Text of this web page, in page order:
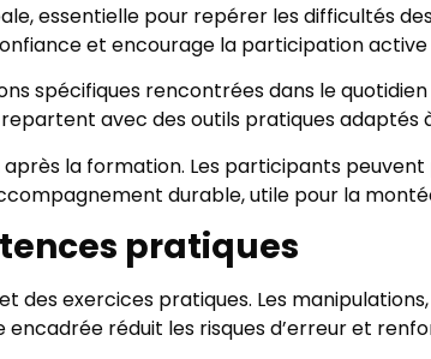
essentielle pour repérer les difficultés
et encourage la participation
spécifiques rencontrées dans le
avec des outils pratiques adaptés
la formation. Les participants
durable, utile pour la
pratiques
exercices pratiques. Les
réduit les risques d’erreur et